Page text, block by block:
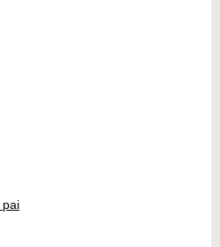
pai